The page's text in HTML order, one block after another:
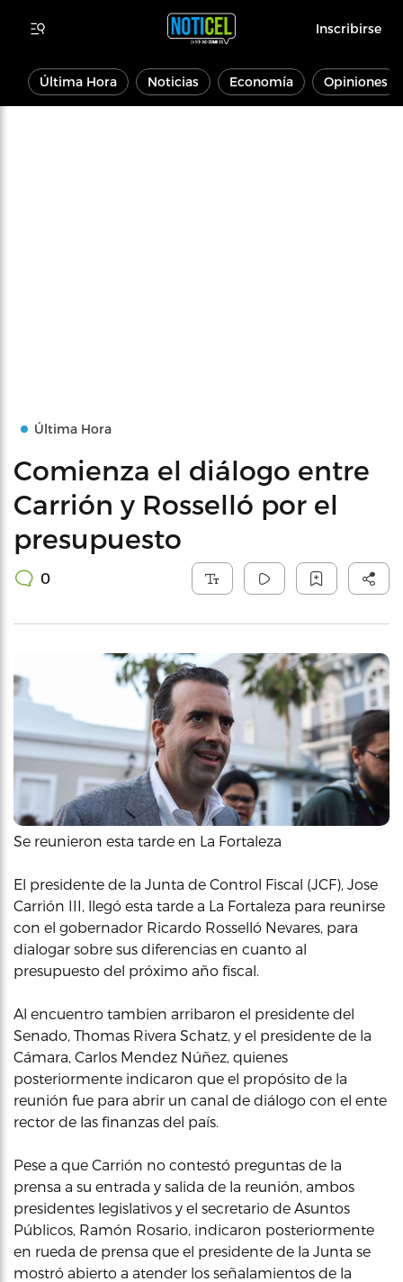
Inscribirse
Última Hora Noticias Economía Opiniones
Última Hora
Comienza el diálogo entre
Carrión y Rosselló por el
presupuesto
0
Se reunieron esta tarde en La Fortaleza
El presidente de la Junta de Control Fiscal (JCF), Jose
Carrión III, llegó esta tarde a La Fortaleza para reunirse
con el gobernador Ricardo Rosselló Nevares, para
dialogar sobre sus diferencias en cuanto al
presupuesto del próximo año fiscal.
Al encuentro tambien arribaron el presidente del
Senado, Thomas Rivera Schatz, y el presidente de la
Cámara, Carlos Mendez Núñez, quienes
posteriormente indicaron que el propósito de la
reunión fue para abrir un canal de diálogo con el ente
rector de las finanzas del país.
Pese a que Carrión no contestó preguntas de la
prensa a su entrada y salida de la reunión, ambos
presidentes legislativos y el secretario de Asuntos
Públicos, Ramón Rosario, indicaron posteriormente
en rueda de prensa que el presidente de la Junta se
mostró abierto a atender los señalamientos de la